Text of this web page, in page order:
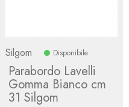
Silgom Disponibile
Parabordo Lavelli
Gomma Bianco cm
31 Silgom